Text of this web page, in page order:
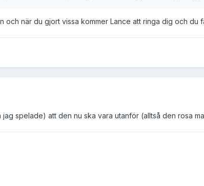
och när du gjort vissa kommer Lance att ringa dig och du
spelade) att den nu ska vara utanför (alltså den rosa